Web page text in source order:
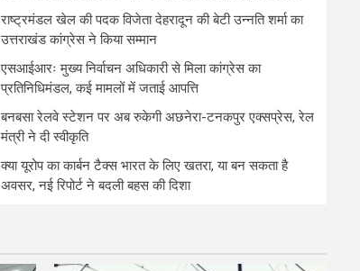
राष्ट्रमंडल खेल की पदक विजेता देहरादून की बेटी उन्नति शर्मा का
उत्तराखंड कांग्रेस ने किया सम्मान
एसआईआरः मुख्य निर्वाचन अधिकारी से मिला कांग्रेस का
प्रतिनिधिमंडल, कई मामलों में जताई आपत्ति
बनबसा रेलवे स्टेशन पर अब रुकेगी अछनेरा-टनकपुर एक्सप्रेस, रेल
मंत्री ने दी स्वीकृति
क्या यूरोप का कार्बन टैक्स भारत के लिए खतरा, या बन सकता है
अवसर, नई रिपोर्ट ने बदली बहस की दिशा